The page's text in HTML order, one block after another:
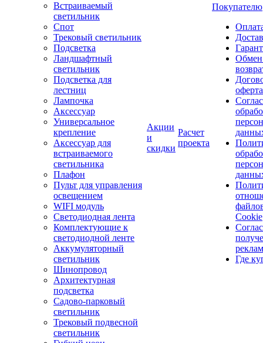
Встраиваемый
светильник
Спот
Трековый светильник
Подсветка
Ландшафтный
светильник
Подсветка для
лестниц
Лампочка
Аксессуар
Универсальное
крепление
Аксессуар для
встраиваемого
светильника
Плафон
Пульт для управления
освещением
WIFI модуль
Светодиодная лента
Комплектующие к
светодиодной ленте
Аккумуляторный
светильник
Шинопровод
Архитектурная
подсветка
Садово-парковый
светильник
Трековый подвесной
светильник
Акции
и
скидки
Расчет
проекта
Покупателю
оферта
Cookie
Где